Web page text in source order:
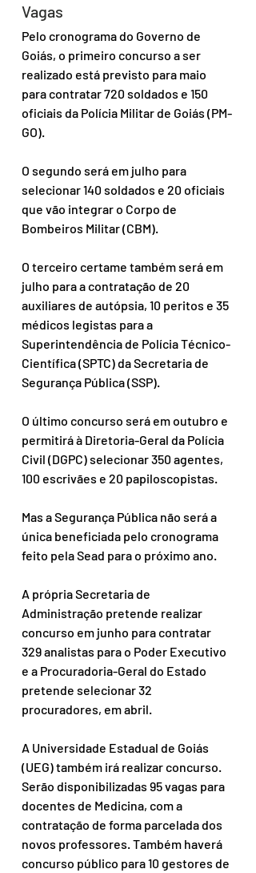
Vagas
Pelo cronograma do Governo de
Goiás, o primeiro concurso a ser
realizado está previsto para maio
para contratar 720 soldados e 150
oficiais da Polícia Militar de Goiás (PM-
GO).
O segundo será em julho para
selecionar 140 soldados e 20 oficiais
que vão integrar o Corpo de
Bombeiros Militar (CBM).
O terceiro certame também será em
julho para a contratação de 20
auxiliares de autópsia, 10 peritos e 35
médicos legistas para a
Superintendência de Polícia Técnico-
Científica (SPTC) da Secretaria de
Segurança Pública (SSP).
O último concurso será em outubro e
permitirá à Diretoria-Geral da Polícia
Civil (DGPC) selecionar 350 agentes,
100 escrivães e 20 papiloscopistas.
Mas a Segurança Pública não será a
única beneficiada pelo cronograma
feito pela Sead para o próximo ano.
A própria Secretaria de
Administração pretende realizar
concurso em junho para contratar
329 analistas para o Poder Executivo
e a Procuradoria-Geral do Estado
pretende selecionar 32
procuradores, em abril.
A Universidade Estadual de Goiás
(UEG) também irá realizar concurso.
Serão disponibilizadas 95 vagas para
docentes de Medicina, com a
contratação de forma parcelada dos
novos professores. Também haverá
concurso público para 10 gestores de